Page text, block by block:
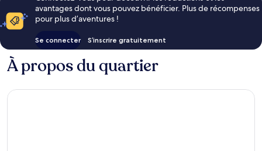
avantages dont vous pouvez bénéficier. Plus de récompenses
pour plus d’aventures !
Se connecter S’inscrire gratuitement
À propos du quartier